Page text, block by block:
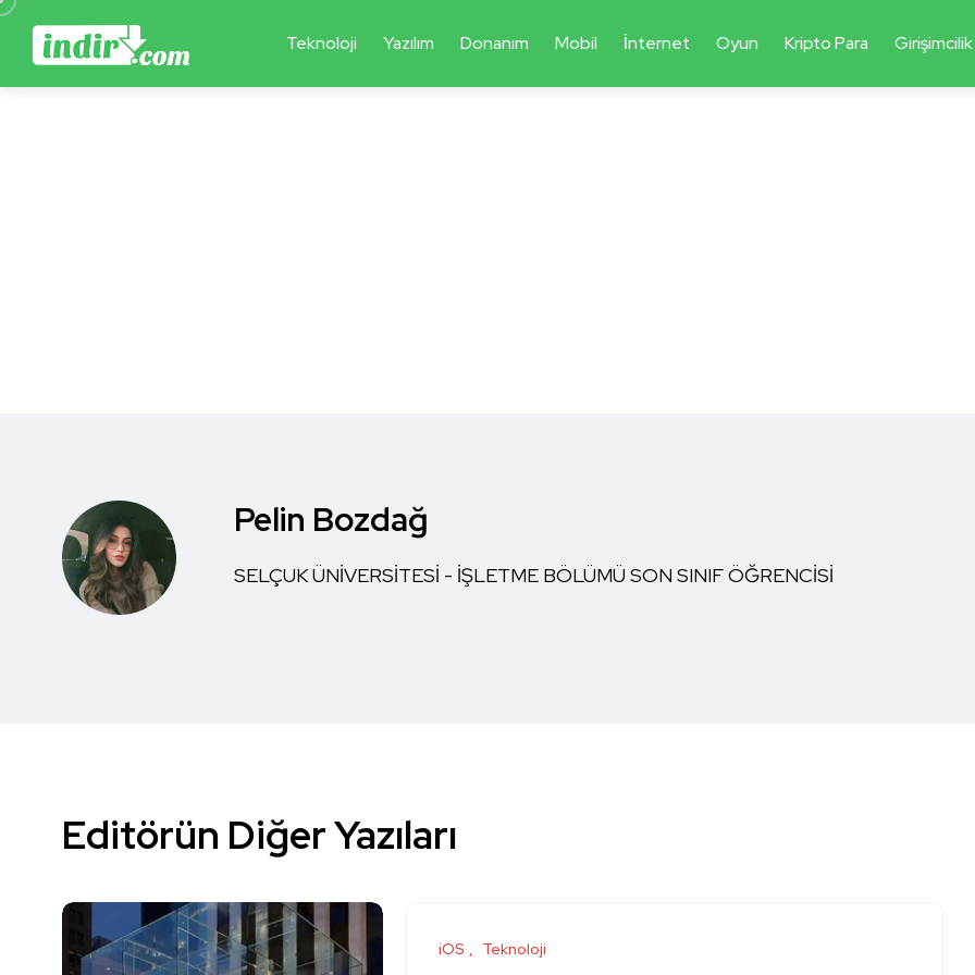
Teknoloji Yazılım Donanım Mobil İnternet Oyun Kripto Para Girişimcilik
Pelin Bozdağ
SELÇUK ÜNİVERSİTESİ - İŞLETME BÖLÜMÜ SON SINIF ÖĞRENCİSİ
Editörün Diğer Yazıları
iOS Teknoloji